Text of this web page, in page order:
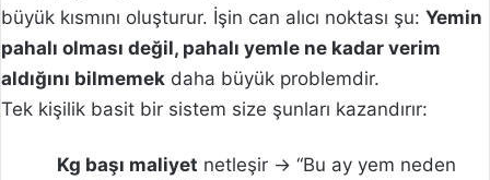
büyük kısmını oluşturur. İşin can alıcı noktası şu: Yemin
pahalı olması değil, pahalı yemle ne kadar verim
aldığını bilmemek daha büyük problemdir.
Tek kişilik basit bir sistem size şunları kazandırır:
Kg başı maliyet netleşir → “Bu ay yem neden